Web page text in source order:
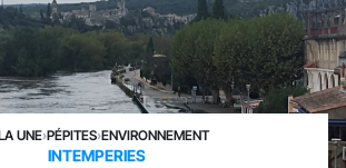
UNE›PÉPITES›ENVIRONNEMENT
INTEMPERIES